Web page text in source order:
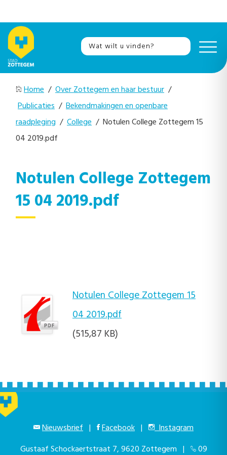
Home / Over Zottegem en haar bestuur /
Publicaties / Bekendmakingen en openbare
raadpleging / College / Notulen College Zottegem 15
04 2019.pdf
Notulen College Zottegem
15 04 2019.pdf
Notulen College Zottegem 15
04 2019.pdf
(515,87 KB)
Nieuwsbrief | Facebook |
Instagram
Gustaaf Schockaertstraat 7, 9620 Zottegem |
09